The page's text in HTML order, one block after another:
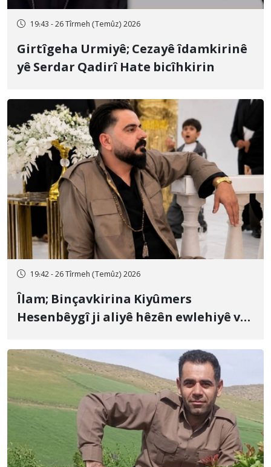
19:43 - 26 Tîrmeh (Temûz) 2026
Girtîgeha Urmiyê; Cezayê îdamkirinê
yê Serdar Qadirî Hate bicîhkirin
19:42 - 26 Tîrmeh (Temûz) 2026
Îlam; Binçavkirina Kiyûmers
Hesenbêygî ji aliyê hêzên ewlehiyê ve